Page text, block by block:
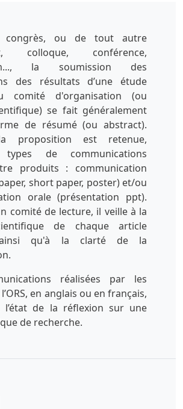
congrès, ou de tout autre
colloque, conférence,
la soumission des
des résultats d’une étude
comité d'organisation (ou
se fait généralement
de résumé (ou abstract).
proposition est retenue,
types de communications
produits : communication
short paper, poster) et/ou
orale (présentation ppt).
comité de lecture, il veille à la
de chaque article
ainsi qu'à la clarté de la
réalisées par les
en anglais ou en français,
l’état de la réflexion sur une
de recherche.